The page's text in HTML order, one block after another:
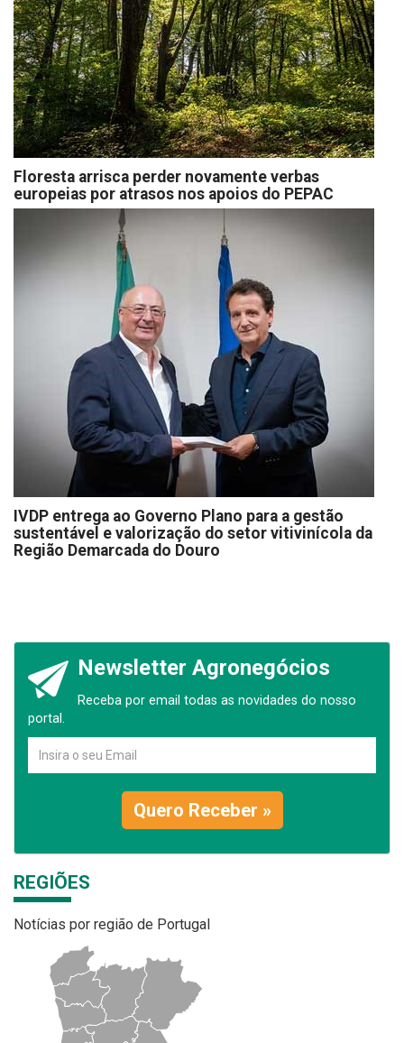
Floresta arrisca perder novamente verbas
europeias por atrasos nos apoios do PEPAC
IVDP entrega ao Governo Plano para a gestão
sustentável e valorização do setor vitivinícola da
Região Demarcada do Douro
Newsletter Agronegócios
Receba por email todas as novidades do nosso
portal.
Quero Receber »
REGIÕES
Notícias por região de Portugal